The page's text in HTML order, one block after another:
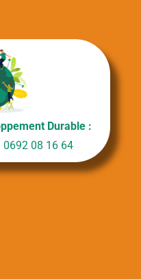
Durable :
0692 08 16 64